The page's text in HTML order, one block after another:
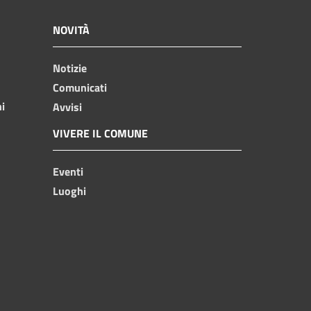
NOVITÀ
Notizie
Comunicati
Avvisi
VIVERE IL COMUNE
Eventi
Luoghi